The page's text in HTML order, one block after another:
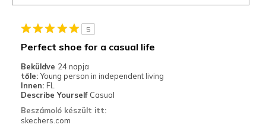
5
Perfect shoe for a casual life
Beküldve 24 napja
tőle: Young person in independent living
Innen: FL
Describe Yourself Casual
Beszámoló készült itt:
skechers.com